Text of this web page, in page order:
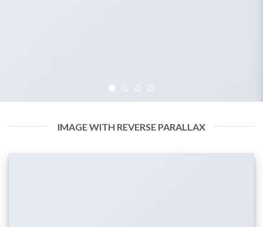
IMAGE WITH REVERSE PARALLAX